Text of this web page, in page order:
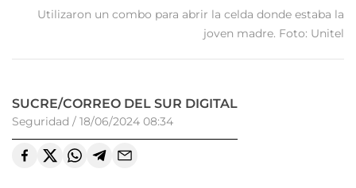
Utilizaron un combo para abrir la celda donde estaba la
joven madre. Foto: Unitel
SUCRE/CORREO DEL SUR DIGITAL
Seguridad / 18/06/2024 08:34